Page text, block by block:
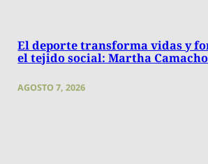
El deporte transforma vidas y
el tejido social: Martha Camacho
AGOSTO 7, 2026